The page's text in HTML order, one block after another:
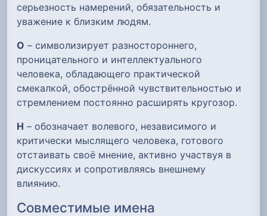
серьезность намерений, обязательность и
уважение к близким людям.
О – символизирует разностороннего,
проницательного и интеллектуального
человека, обладающего практической
смекалкой, обострённой чувствительностью и
стремлением постоянно расширять кругозор.
Н – обозначает волевого, независимого и
критически мыслящего человека, готового
отстаивать своё мнение, активно участвуя в
дискуссиях и сопротивляясь внешнему
влиянию.
Совместимые имена